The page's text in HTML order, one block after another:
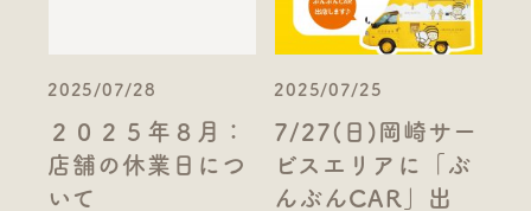
2025/07/28
２０２５年８月：
店舗の休業日につ
いて
2025/07/25
7/27(日)岡崎サー
ビスエリアに「ぶ
んぶんCAR」出